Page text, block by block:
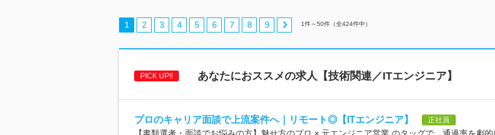
1 2 3 4 5 6 7 8 9 1件～50件（全424件中）
PICK UP!! あなたにおススメの求人【技術関連／ITエンジニア】
プロのキャリア面談で上流案件へ｜リモート◎【ITエンジニア】 正社員